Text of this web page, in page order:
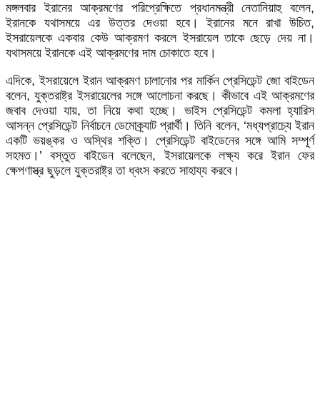
মঙ্গলবার ইরানের আক্রমণের পরিপ্রেক্ষিতে প্রধানমন্ত্রী নেতানিয়াহু বলেন,
ইরানকে যথাসময়ে এর উত্তর দেওয়া হবে। ইরানের মনে রাখা উচিত,
ইসরায়েলকে একবার কেউ আক্রমণ করলে ইসরায়েল তাকে ছেড়ে দেয় না।
যথাসময়ে ইরানকে এই আক্রমণের দাম চোকাতে হবে।
এদিকে, ইসরায়েলে ইরান আক্রমণ চালানোর পর মার্কিন প্রেসিডেন্ট জো বাইডেন
বলেন, যুক্তরাষ্ট্র ইসরায়েলের সঙ্গে আলোচনা করছে। কীভাবে এই আক্রমণের
জবাব দেওয়া যায়, তা নিয়ে কথা হচ্ছে। ভাইস প্রেসিডেন্ট কমলা হ্যারিস
আসন্ন প্রেসিডেন্ট নির্বাচনে ডেমোক্র্যাট প্রার্থী। তিনি বলেন, ‘মধ্যপ্রাচ্যে ইরান
একটি ভয়ঙ্কর ও অস্থির শক্তি। প্রেসিডেন্ট বাইডেনের সঙ্গে আমি সম্পূর্ণ
সহমত।’ বস্তুত বাইডেন বলেছেন, ইসরায়েলকে লক্ষ্য করে ইরান ফের
ক্ষেপণাস্ত্র ছুড়লে যুক্তরাষ্ট্র তা ধ্বংস করতে সাহায্য করবে।